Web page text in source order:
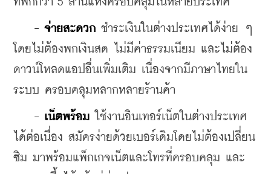
- จ่ายสะดวก ชำระเงินในต่างประเทศได้ง่าย ๆ
โดยไม่ต้องพกเงินสด ไม่มีค่าธรรมเนียม และไม่ต้อง
ดาวน์โหลดแอปอื่นเพิ่มเติม เนื่องจากมีภาษาไทยใน
ระบบ ครอบคลุมหลากหลายร้านค้า
- เน็ตพร้อม ใช้งานอินเทอร์เน็ตในต่างประเทศ
ได้ต่อเนื่อง สมัครง่ายด้วยเบอร์เดิมโดยไม่ต้องเปลี่ยน
ซิม มาพร้อมแพ็กเกจเน็ตและโทรที่ครอบคลุม และ